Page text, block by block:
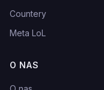
Countery
Meta LoL
O NAS